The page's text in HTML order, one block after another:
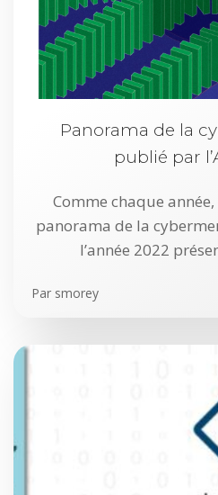
Panorama de la
publié par
Comme chaque année,
panorama de la
l’année 2022
Par smorey